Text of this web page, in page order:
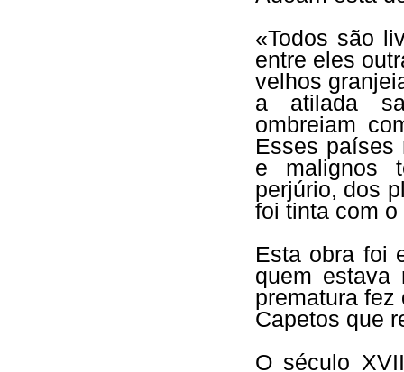
«Todos são
entre eles
velhos
a atilada
ombreiam
Esses países
e malignos
perjúrio, dos
foi tinta com
Esta obra foi
quem estava
prematura
Capetos que
O século